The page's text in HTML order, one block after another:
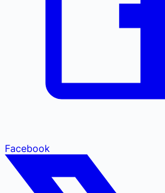
Facebook